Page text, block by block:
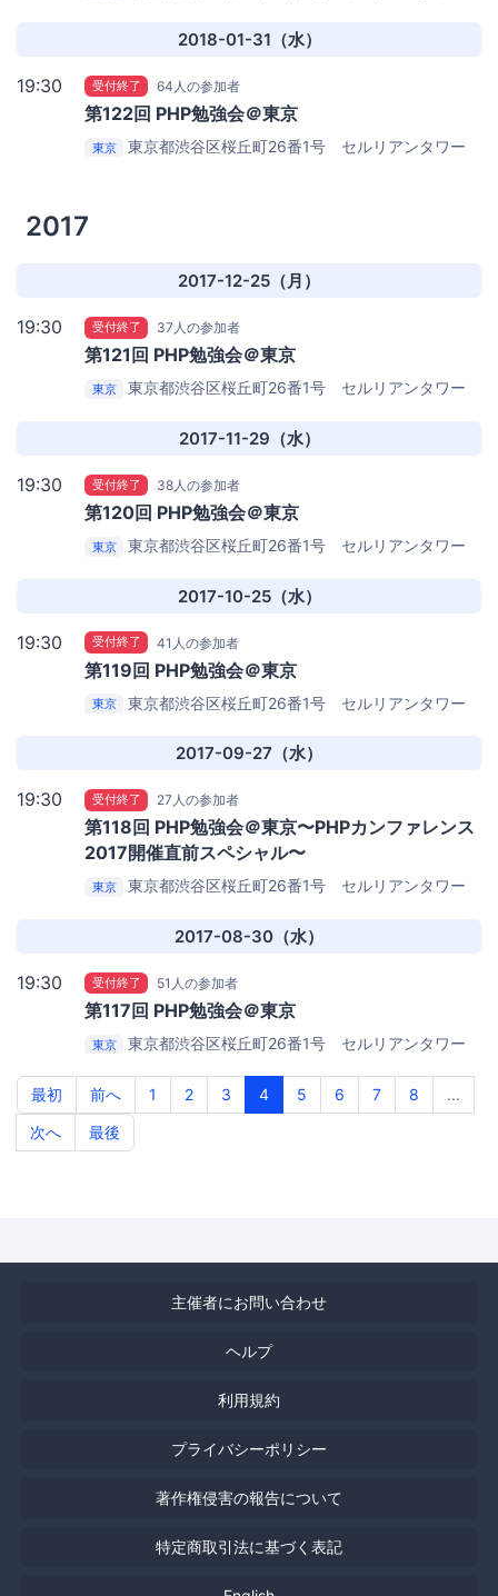
2018-01-31（水）
19:30 受付終了 64人の参加者
第122回 PHP勉強会＠東京
東京
東京都渋谷区桜丘町26番1号 セルリアンタワー
2017
2017-12-25（月）
19:30 受付終了 37人の参加者
第121回 PHP勉強会＠東京
東京
東京都渋谷区桜丘町26番1号 セルリアンタワー
2017-11-29（水）
19:30 受付終了 38人の参加者
第120回 PHP勉強会＠東京
東京
東京都渋谷区桜丘町26番1号 セルリアンタワー
2017-10-25（水）
19:30 受付終了 41人の参加者
第119回 PHP勉強会＠東京
東京
東京都渋谷区桜丘町26番1号 セルリアンタワー
2017-09-27（水）
19:30 受付終了 27人の参加者
第118回 PHP勉強会＠東京〜PHPカンファレンス
2017開催直前スペシャル〜
東京
東京都渋谷区桜丘町26番1号 セルリアンタワー
2017-08-30（水）
19:30 受付終了 51人の参加者
第117回 PHP勉強会＠東京
東京
東京都渋谷区桜丘町26番1号 セルリアンタワー
最初
前へ 1 2 3 4 5 6 7 8
...
次へ
最後
主催者にお問い合わせ
ヘルプ
利用規約
プライバシーポリシー
著作権侵害の報告について
特定商取引法に基づく表記